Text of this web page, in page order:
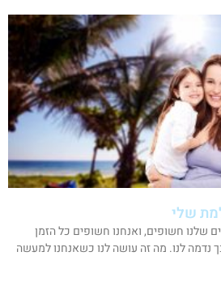
שלי
שלנו חשופים, ואנחנו חשופים כל הזמן
נדמה לנו. מה זה עושה לנו כשאנחנו למעשה